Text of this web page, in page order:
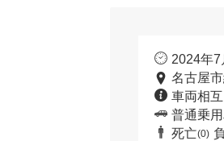
2024年
名古屋
車両相
普通乗
死亡(0)